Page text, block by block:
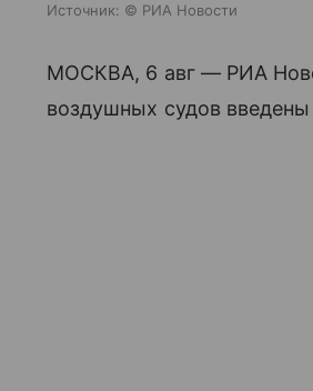
Источник: © РИА Новости
МОСКВА, 6 авг — РИА
воздушных судов